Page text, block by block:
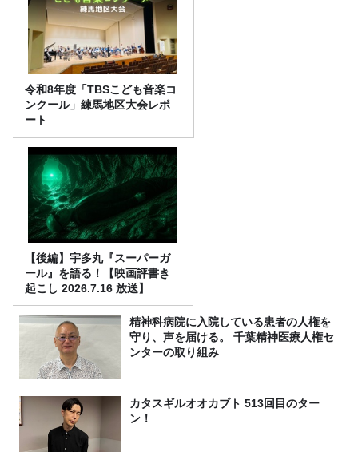
令和8年度「TBSこども音楽コ
ンクール」練馬地区大会レポ
ート
【後編】宇多丸『スーパーガ
ール』を語る！【映画評書き
起こし 2026.7.16 放送】
精神科病院に入院している患者の人権を
守り、声を届ける。 千葉精神医療人権セ
ンターの取り組み
カタスギルオオカブト 513回目のター
ン！